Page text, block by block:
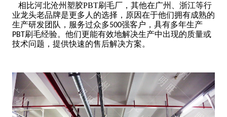
相比河北沧州塑胶PBT刷毛厂，其他在广州、浙江等行
业龙头老品牌是更多人的选择，原因在于他们拥有成熟的
生产研发团队，服务过众多500强客户，具有多年生产
PBT刷毛经验。他们更能有效地解决生产中出现的质量或
技术问题，提供快速的售后解决方案。